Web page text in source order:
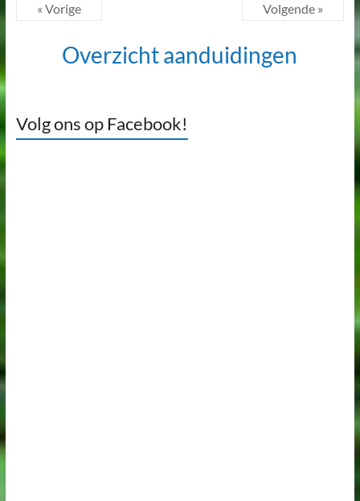
« Vorige Volgende »
Overzicht aanduidingen
Volg ons op Facebook!